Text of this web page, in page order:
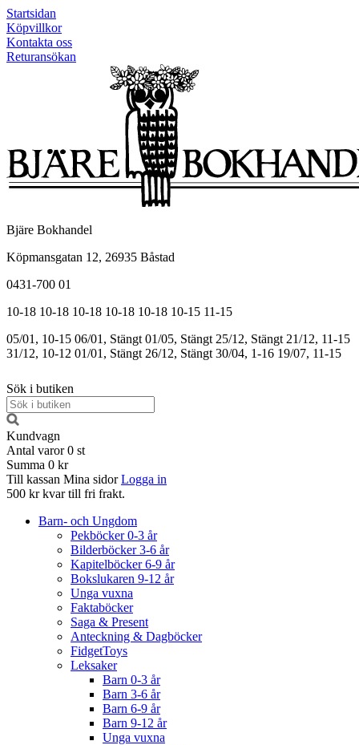
Startsidan
Köpvillkor
Kontakta oss
Returansökan
Bjäre Bokhandel
Köpmansgatan 12, 26935 Båstad
0431-700 01
10-18 10-18 10-18 10-18 10-18 10-15 11-15
05/01, 10-15 06/01, Stängt 01/05, Stängt 25/12, Stängt 21/12, 11-15
31/12, 10-12 01/01, Stängt 26/12, Stängt 30/04, 1-16 19/07, 11-15
Sök i butiken
Kundvagn
Antal varor 0 st
Summa 0 kr
Till kassan Mina sidor Logga in
500 kr kvar till fri frakt.
Barn- och Ungdom
Pekböcker 0-3 år
Bilderböcker 3-6 år
Kapitelböcker 6-9 år
Bokslukaren 9-12 år
Unga vuxna
Faktaböcker
Saga & Present
Anteckning & Dagböcker
FidgetToys
Leksaker
Barn 0-3 år
Barn 3-6 år
Barn 6-9 år
Barn 9-12 år
Unga vuxna